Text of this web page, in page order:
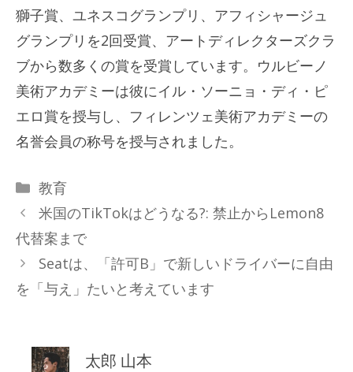
獅子賞、ユネスコグランプリ、アフィシャージュ
グランプリを2回受賞、アートディレクターズクラ
ブから数多くの賞を受賞しています。ウルビーノ
美術アカデミーは彼にイル・ソーニョ・ディ・ピ
エロ賞を授与し、フィレンツェ美術アカデミーの
名誉会員の称号を授与されました。
カ
テ
ゴ
リ
ー
教育
米国のTikTokはどうなる?: 禁止からLemon8
代替案まで
Seatは、「許可B」で新しいドライバーに自由
を「与え」たいと考えています
太郎 山本